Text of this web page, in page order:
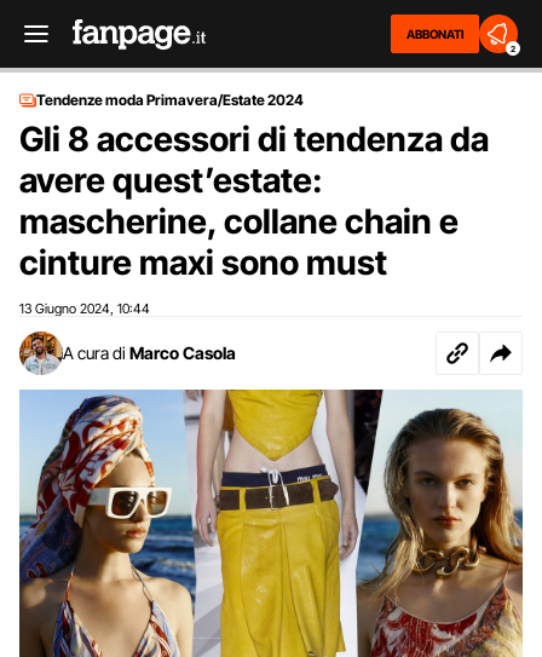
ABBONATI
2
Tendenze moda Primavera/Estate 2024
Gli 8 accessori di tendenza da
avere quest’estate:
mascherine, collane chain e
cinture maxi sono must
13 Giugno 2024 10:44
A cura di Marco Casola